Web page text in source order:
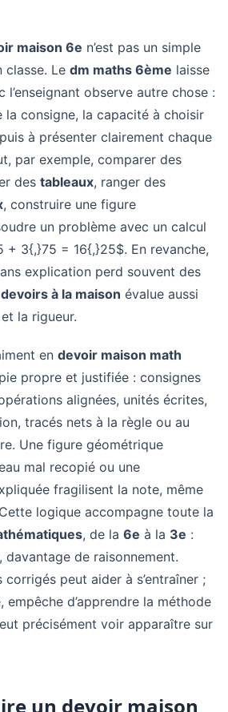
maison 6e n’est pas un simple
Le dm maths 6ème laisse
l’enseignant observe autre chose :
la consigne, la capacité à choisir
à présenter clairement chaque
par exemple, comparer des
des tableaux, ranger des
, construire une figure
un problème avec un calcul
+ 3{,}75 = 16{,}25$. En revanche,
explication perd souvent des
devoirs à la maison évalue aussi
la rigueur.
en devoir maison math
propre et justifiée : consignes
alignées, unités écrites,
tracés nets à la règle ou au
Une figure géométrique
mal recopié ou une
fragilisent la note, même
logique accompagne toute la
, de la 6e à la 3e :
de raisonnement.
corrigés peut aider à s’entraîner ;
empêche d’apprendre la méthode
précisément voir apparaître sur
un devoir maison